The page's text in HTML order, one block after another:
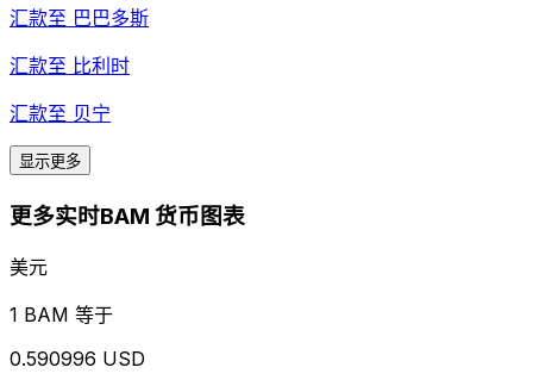
汇款至 巴巴多斯
汇款至 比利时
汇款至 贝宁
显示更多
更多实时BAM 货币图表
美元
1 BAM 等于
0.590996 USD